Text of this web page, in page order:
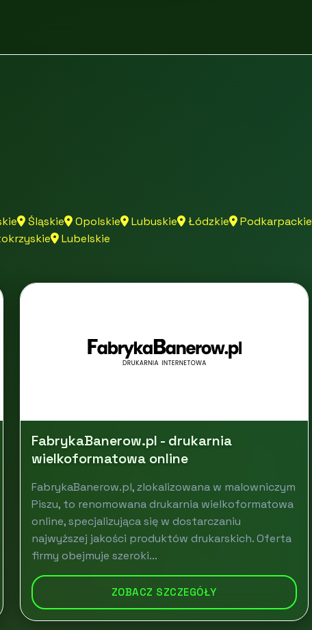
Śląskie Opolskie Lubuskie Łódzkie Podkarpackie
Lubelskie
FabrykaBanerow.pl - drukarnia
wielkoformatowa online
FabrykaBanerow.pl, zlokalizowana w malowniczym
Piszu, to renomowana drukarnia wielkoformatowa
online, specjalizująca się w dostarczaniu
najwyższej jakości produktów drukarskich. Oferta
firmy obejmuje szeroki...
ZOBACZ SZCZEGÓŁY